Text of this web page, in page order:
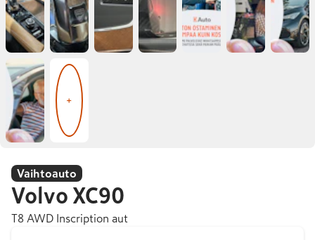
+
Vaihtoauto
Volvo XC90
T8 AWD Inscription aut